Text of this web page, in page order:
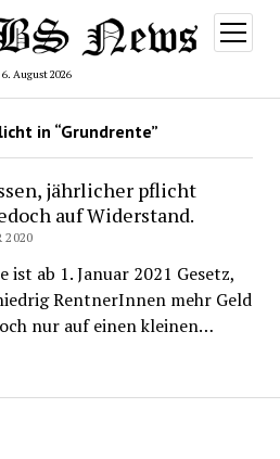
6. August 2026
Menü
öffnen
in “Grundrente”
jährlicher pflicht
auf Widerstand.
2020
ab 1. Januar 2021 Gesetz,
RentnerInnen mehr Geld
nur auf einen kleinen…